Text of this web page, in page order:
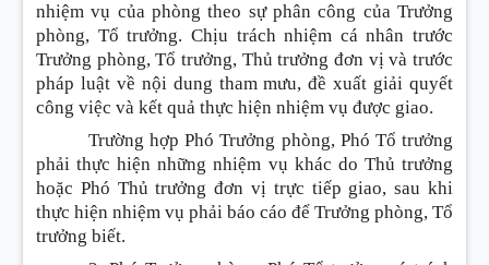
nhiệm vụ của phòng theo sự phân công của Trưởng
phòng, Tổ trưởng. Chịu trách nhiệm cá nhân trước
Trưởng phòng, Tổ trưởng, Thủ trưởng đơn vị và trước
pháp luật về nội dung tham mưu, đề xuất giải quyết
công việc và kết quả thực hiện nhiệm vụ được giao.
Trường hợp Phó Trưởng phòng, Phó Tổ trưởng
phải thực hiện những nhiệm vụ khác do Thủ trưởng
hoặc Phó Thủ trưởng đơn vị trực tiếp giao, sau khi
thực hiện nhiệm vụ phải báo cáo để Trưởng phòng, Tổ
trưởng biết.